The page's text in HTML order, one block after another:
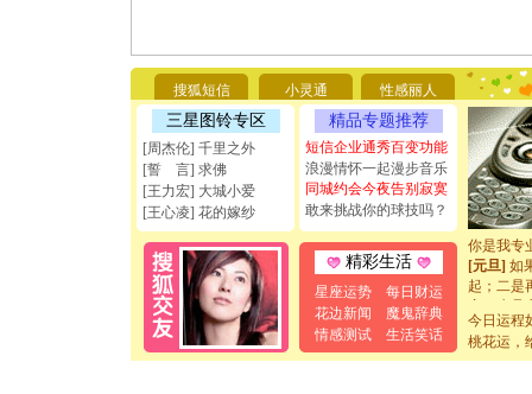
搜狐短信 小灵通 性感丽人
三星图铃专区
[周杰伦] 千里之外
[誓 言] 求佛
[王力宏] 大城小爱
[王心凌] 花的嫁纱
精品专题推荐
短信企业通秀百变功能
浪漫情怀一起漫步音乐
同城约会今夜告别寂寞
敢来挑战你的球技吗？
精彩生活
星座运势
每日财运
花边新闻
魔鬼辞典
情感测试
生活笑话
你太多，
要平安！
[圣诞节]
能正大光
天都要快
[圣诞节]
如意,快
[元旦]看
断电。爱
你是我专
[元旦] 如
起；二是
离。水
[元旦]当
泣，这痛
卖了。水
今日运程
桃花运，